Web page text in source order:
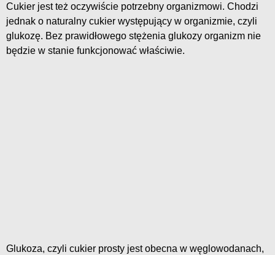
Cukier jest też oczywiście potrzebny organizmowi. Chodzi
jednak o naturalny cukier występujący w organizmie, czyli
glukozę. Bez prawidłowego stężenia glukozy organizm nie
będzie w stanie funkcjonować właściwie.
Glukoza, czyli cukier prosty jest obecna w węglowodanach,